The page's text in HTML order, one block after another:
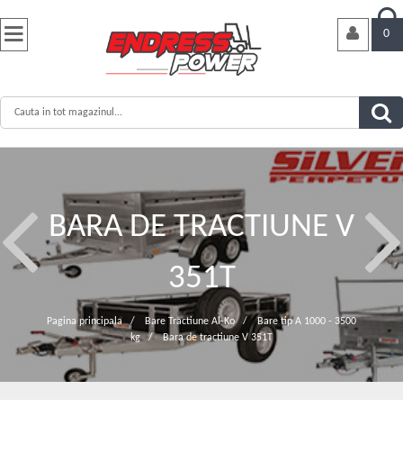

0

BARA DE TRACTIUNE V
351T
Pagina principala / Bare Tractiune Al-Ko /
Bare tip A 1000 - 3500
kg
/ Bara de tractiune V 351T